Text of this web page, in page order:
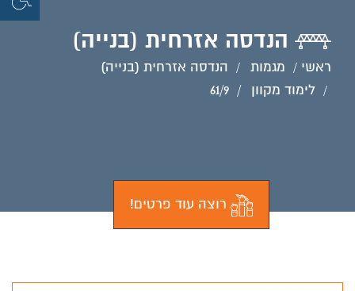
הנדסה אזרחית (בנייה)
ראשי מגמות
הנדסה אזרחית (בנייה)
לימוד מקוון
61/9
רוצה עוד פרטים!